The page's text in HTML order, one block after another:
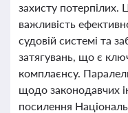
захисту потерпілих.
важливість
судовій системі та
затягувань, що є
комплаєнсу.
щодо законодавчих
посилення